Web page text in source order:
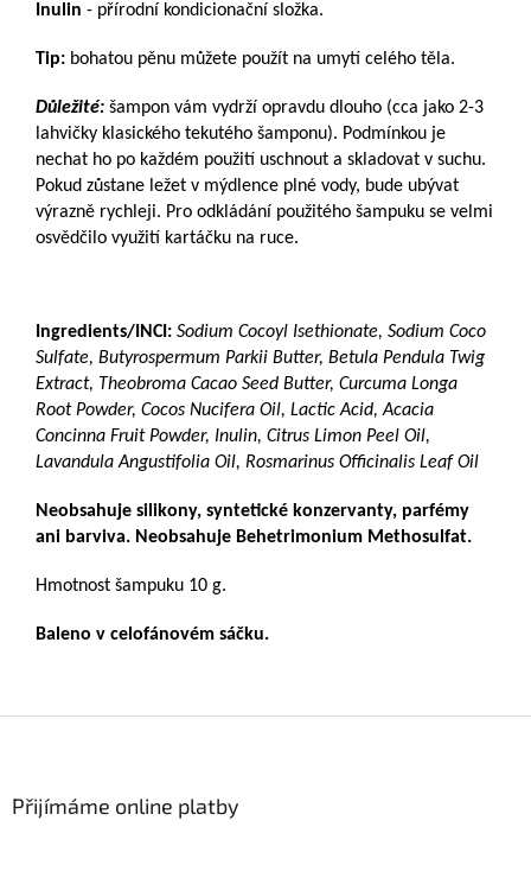
Inulin - přírodní kondicionační složka.
Tip: bohatou pěnu můžete použít na umytí celého těla.
Důležité: šampon vám vydrží opravdu dlouho (cca jako 2-3
lahvičky klasického tekutého šamponu). Podmínkou je
nechat ho po každém použití uschnout a skladovat v suchu.
Pokud zůstane ležet v mýdlence plné vody, bude ubývat
výrazně rychleji. Pro odkládání použitého šampuku se velmi
osvědčilo využití kartáčku na ruce.
Ingredients/INCI: Sodium Cocoyl Isethionate, Sodium Coco
Sulfate, Butyrospermum Parkii Butter, Betula Pendula Twig
Extract, Theobroma Cacao Seed Butter, Curcuma Longa
Root Powder, Cocos Nucifera Oil, Lactic Acid, Acacia
Concinna Fruit Powder, Inulin, Citrus Limon Peel Oil,
Lavandula Angustifolia Oil, Rosmarinus Officinalis Leaf Oil
Neobsahuje silikony, syntetické konzervanty, parfémy
ani barviva. Neobsahuje Behetrimonium Methosulfat.
Hmotnost šampuku 10 g.
Baleno v celofánovém sáčku.
Přijímáme online platby